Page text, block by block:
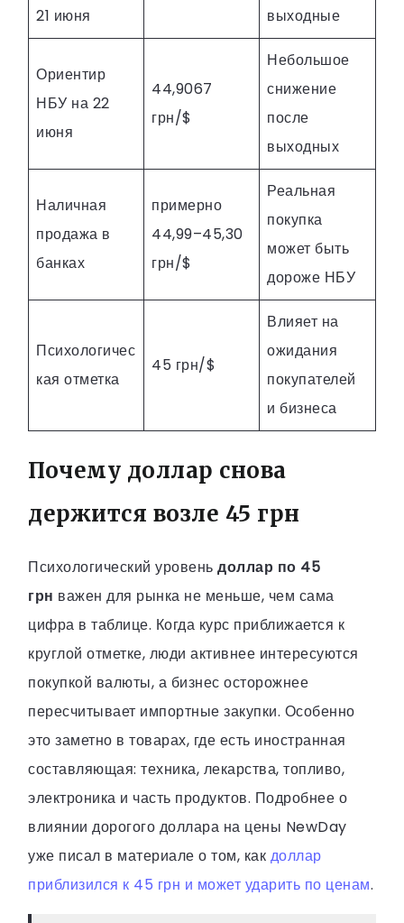
21 июня выходные
Ориентир
НБУ на 22
июня
44,9067
грн/$
Небольшое
снижение
после
выходных
Наличная
продажа в
банках
примерно
44,99–45,30
грн/$
Реальная
покупка
может быть
дороже НБУ
Психологичес
кая отметка
45 грн/$
Влияет на
ожидания
покупателей
и бизнеса
Почему доллар снова
держится возле 45 грн
Психологический уровень доллар по 45
грн важен для рынка не меньше, чем сама
цифра в таблице. Когда курс приближается к
круглой отметке, люди активнее интересуются
покупкой валюты, а бизнес осторожнее
пересчитывает импортные закупки. Особенно
это заметно в товарах, где есть иностранная
составляющая: техника, лекарства, топливо,
электроника и часть продуктов. Подробнее о
влиянии дорогого доллара на цены NewDay
уже писал в материале о том, как доллар
приблизился к 45 грн и может ударить по ценам.